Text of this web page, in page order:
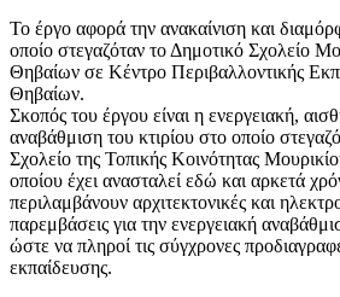
Το έργο αφορά την ανακαίνιση και
οποίο στεγαζόταν το Δημοτικό Σχολείο
Θηβαίων σε Κέντρο Περιβαλλοντικής
Θηβαίων.
Σκοπός του έργου είναι η ενεργειακή,
αναβάθμιση του κτιρίου στο οποίο
Σχολείο της Τοπικής Κοινότητας
οποίου έχει ανασταλεί εδώ και αρκετά
περιλαμβάνουν αρχιτεκτονικές και
παρεμβάσεις για την ενεργειακή
ώστε να πληροί τις σύγχρονες
εκπαίδευσης.